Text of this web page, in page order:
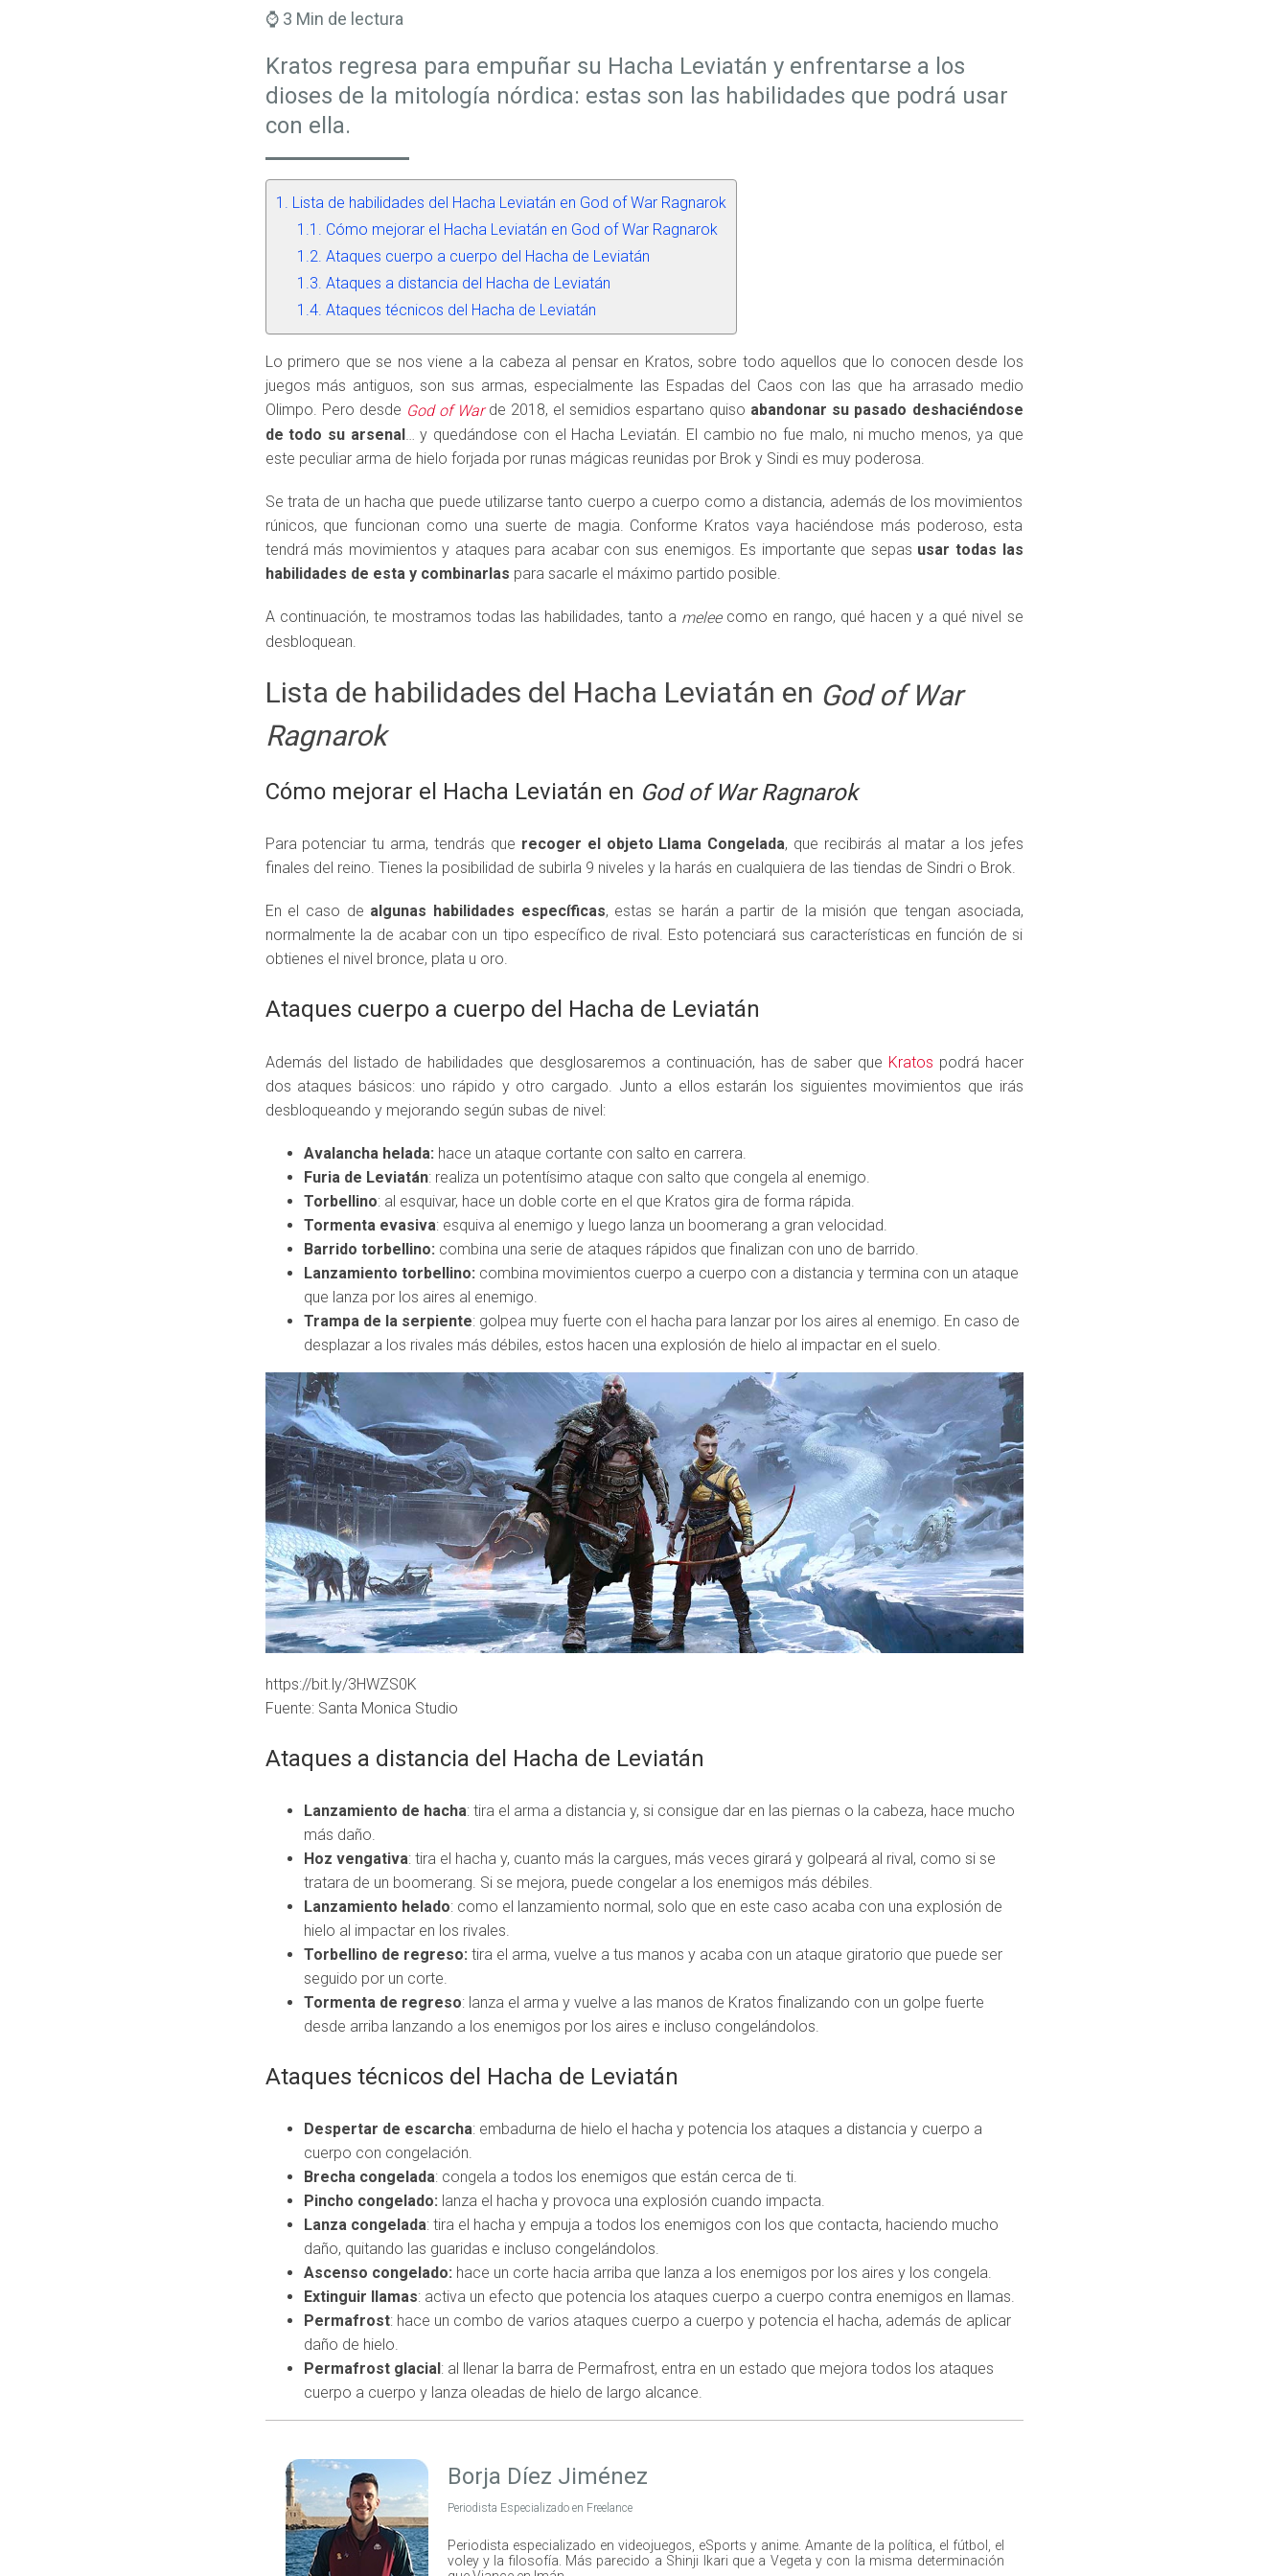
⌚ 3 Min de lectura
Kratos regresa para empuñar su Hacha Leviatán y enfrentarse a los
dioses de la mitología nórdica: estas son las habilidades que podrá usar
con ella.
Lista de habilidades del Hacha Leviatán en God of War Ragnarok
Cómo mejorar el Hacha Leviatán en God of War Ragnarok
Ataques cuerpo a cuerpo del Hacha de Leviatán
Ataques a distancia del Hacha de Leviatán
Ataques técnicos del Hacha de Leviatán
Lo primero que se nos viene a la cabeza al pensar en Kratos, sobre todo aquellos que lo conocen desde los
juegos más antiguos, son sus armas, especialmente las Espadas del Caos con las que ha arrasado medio
Olimpo. Pero desde God of War de 2018, el semidios espartano quiso abandonar su pasado deshaciéndose
de todo su arsenal… y quedándose con el Hacha Leviatán. El cambio no fue malo, ni mucho menos, ya que
este peculiar arma de hielo forjada por runas mágicas reunidas por Brok y Sindi es muy poderosa.
Se trata de un hacha que puede utilizarse tanto cuerpo a cuerpo como a distancia, además de los movimientos
rúnicos, que funcionan como una suerte de magia. Conforme Kratos vaya haciéndose más poderoso, esta
tendrá más movimientos y ataques para acabar con sus enemigos. Es importante que sepas usar todas las
habilidades de esta y combinarlas para sacarle el máximo partido posible.
A continuación, te mostramos todas las habilidades, tanto a meleecomo en rango, qué hacen y a qué nivel se
desbloquean.
Lista de habilidades del Hacha Leviatán en God of War
Ragnarok
Cómo mejorar el Hacha Leviatán en God of War Ragnarok
Para potenciar tu arma, tendrás que recoger el objeto Llama Congelada, que recibirás al matar a los jefes
finales del reino. Tienes la posibilidad de subirla 9 niveles y la harás en cualquiera de las tiendas de Sindri o Brok.
En el caso de algunas habilidades específicas, estas se harán a partir de la misión que tengan asociada,
normalmente la de acabar con un tipo específico de rival. Esto potenciará sus características en función de si
obtienes el nivel bronce, plata u oro.
Ataques cuerpo a cuerpo del Hacha de Leviatán
Además del listado de habilidades que desglosaremos a continuación, has de saber que Kratos podrá hacer
dos ataques básicos: uno rápido y otro cargado. Junto a ellos estarán los siguientes movimientos que irás
desbloqueando y mejorando según subas de nivel:
Avalancha helada: hace un ataque cortante con salto en carrera.
Furia de Leviatán: realiza un potentísimo ataque con salto que congela al enemigo.
Torbellino: al esquivar, hace un doble corte en el que Kratos gira de forma rápida.
Tormenta evasiva: esquiva al enemigo y luego lanza un boomerang a gran velocidad.
Barrido torbellino: combina una serie de ataques rápidos que finalizan con uno de barrido.
Lanzamiento torbellino: combina movimientos cuerpo a cuerpo con a distancia y termina con un ataque
que lanza por los aires al enemigo.
Trampa de la serpiente: golpea muy fuerte con el hacha para lanzar por los aires al enemigo. En caso de
desplazar a los rivales más débiles, estos hacen una explosión de hielo al impactar en el suelo.
https://bit.ly/3HWZS0K
Fuente: Santa Monica Studio
Ataques a distancia del Hacha de Leviatán
Lanzamiento de hacha: tira el arma a distancia y, si consigue dar en las piernas o la cabeza, hace mucho
más daño.
Hoz vengativa: tira el hacha y, cuanto más la cargues, más veces girará y golpeará al rival, como si se
tratara de un boomerang. Si se mejora, puede congelar a los enemigos más débiles.
Lanzamiento helado: como el lanzamiento normal, solo que en este caso acaba con una explosión de
hielo al impactar en los rivales.
Torbellino de regreso: tira el arma, vuelve a tus manos y acaba con un ataque giratorio que puede ser
seguido por un corte.
Tormenta de regreso: lanza el arma y vuelve a las manos de Kratos finalizando con un golpe fuerte
desde arriba lanzando a los enemigos por los aires e incluso congelándolos.
Ataques técnicos del Hacha de Leviatán
Despertar de escarcha: embadurna de hielo el hacha y potencia los ataques a distancia y cuerpo a
cuerpo con congelación.
Brecha congelada: congela a todos los enemigos que están cerca de ti.
Pincho congelado: lanza el hacha y provoca una explosión cuando impacta.
Lanza congelada: tira el hacha y empuja a todos los enemigos con los que contacta, haciendo mucho
daño, quitando las guaridas e incluso congelándolos.
Ascenso congelado: hace un corte hacia arriba que lanza a los enemigos por los aires y los congela.
Extinguir llamas: activa un efecto que potencia los ataques cuerpo a cuerpo contra enemigos en llamas.
Permafrost: hace un combo de varios ataques cuerpo a cuerpo y potencia el hacha, además de aplicar
daño de hielo.
Permafrost glacial: al llenar la barra de Permafrost, entra en un estado que mejora todos los ataques
cuerpo a cuerpo y lanza oleadas de hielo de largo alcance.
Borja Díez Jiménez
Periodista Especializado en Freelance
Periodista especializado en videojuegos, eSports y anime. Amante de la política, el fútbol, el
voley y la filosofía. Más parecido a Shinji Ikari que a Vegeta y con la misma determinación